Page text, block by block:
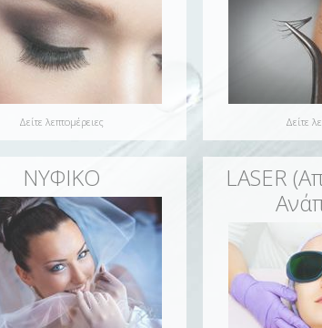
Δείτε λεπτομέρειες Δείτε
ΝΥΦΙΚΟ
LASER